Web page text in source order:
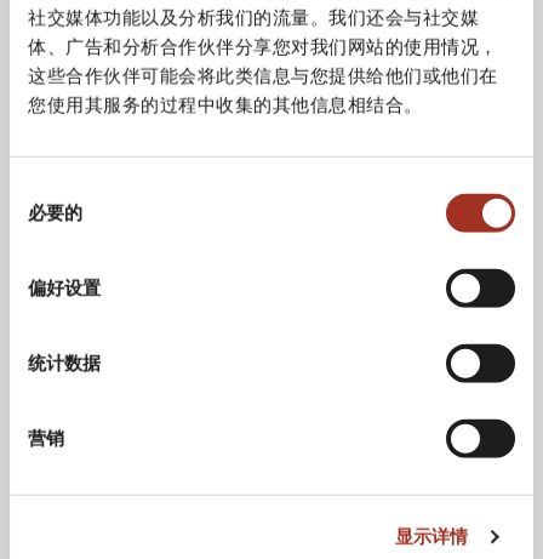
社交媒体功能以及分析我们的流量。我们还会与社交媒
体、广告和分析合作伙伴分享您对我们网站的使用情况，
这些合作伙伴可能会将此类信息与您提供给他们或他们在
您使用其服务的过程中收集的其他信息相结合。
必要的
偏好设置
统计数据
营销
显示详情